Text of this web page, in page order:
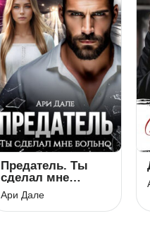
Предатель. Ты
сделал мне
больно
Ари Дале